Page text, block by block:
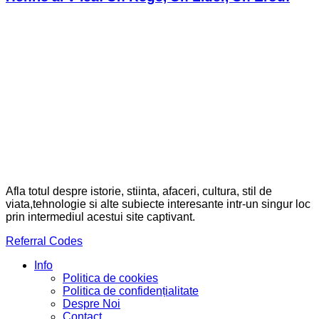
Afla totul despre istorie, stiinta, afaceri, cultura, stil de
viata,tehnologie si alte subiecte interesante intr-un singur loc
prin intermediul acestui site captivant.
Referral Codes
Info
Politica de cookies
Politica de confidențialitate
Despre Noi
Contact